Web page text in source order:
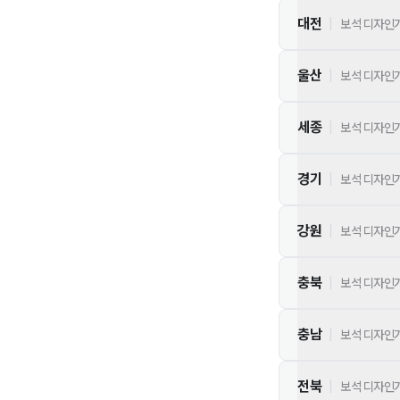
대전 보석 디자인
울산 보석 디자인
세종 보석 디자인
경기 보석 디자인
강원 보석 디자인
충북 보석 디자인
충남 보석 디자인
전북 보석 디자인